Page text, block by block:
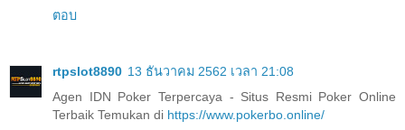
ตอบ
rtpslot8890 13 ธันวาคม 2562 เวลา 21:08
Agen IDN Poker Terpercaya - Situs Resmi Poker Online
Terbaik Temukan di https://www.pokerbo.online/